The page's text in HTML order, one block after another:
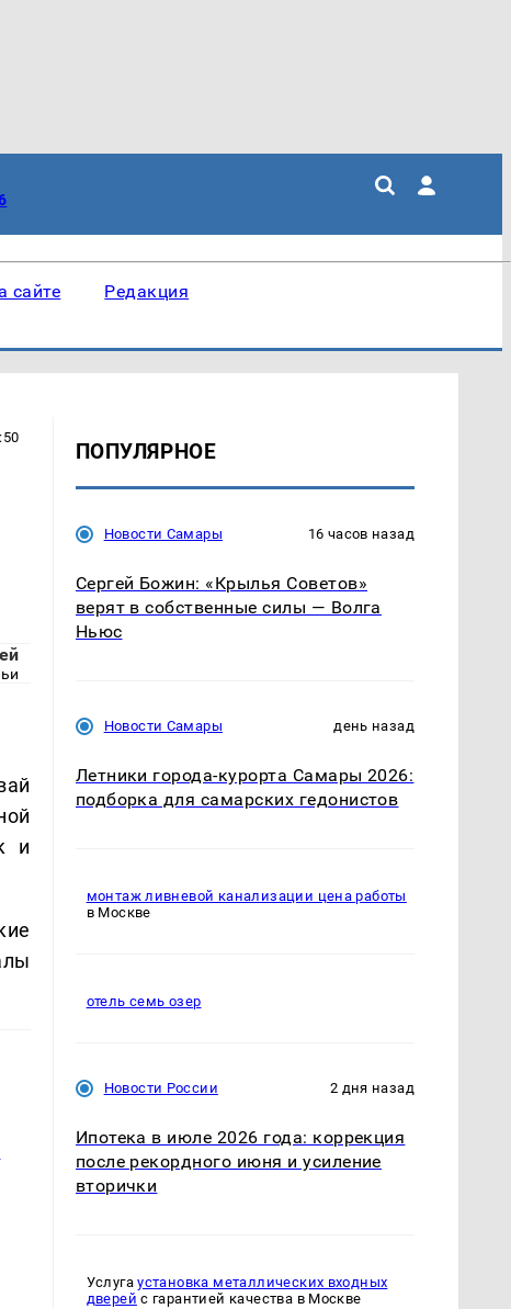
сайте Редакция
и
ПОПУЛЯРНОЕ
Новости Самары 16 часов назад
Сергей Божин: «Крылья Советов»
верят в собственные силы — Волга
Ньюс
Новости Самары день назад
Летники города-курорта Самары 2026:
подборка для самарских гедонистов
монтаж ливневой канализации цена работы
в Москве
отель семь озер
Новости России 2 дня назад
Ипотека в июле 2026 года: коррекция
после рекордного июня и усиление
вторички
Услугаустановка металлических входных
дверей с гарантией качества в Москве